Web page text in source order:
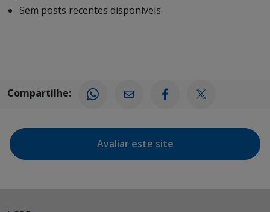
Sem posts recentes disponíveis.
Compartilhe:
Avaliar este site